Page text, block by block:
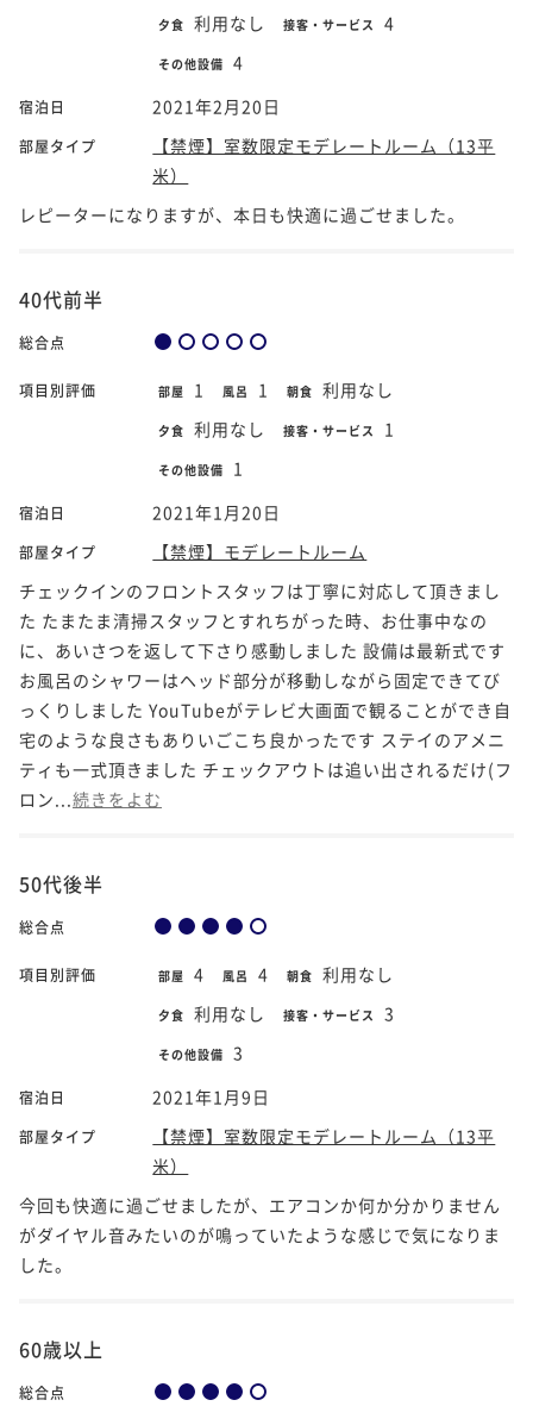
夕食 利用なし 接客・サービス 4
その他設備 4
宿泊日 2021年2月20日
部屋タイプ
【禁煙】室数限定モデレートルーム（13平
米）
レピーターになりますが、本日も快適に過ごせました。
40代前半
総合点
項目別評価 部屋 1 風呂 1 朝食 利用なし
夕食 利用なし 接客・サービス 1
その他設備 1
宿泊日 2021年1月20日
部屋タイプ
【禁煙】モデレートルーム
チェックインのフロントスタッフは丁寧に対応して頂きまし
た たまたま清掃スタッフとすれちがった時、お仕事中なの
に、あいさつを返して下さり感動しました 設備は最新式です
お風呂のシャワーはヘッド部分が移動しながら固定できてび
っくりしました YouTubeがテレビ大画面で観ることができ自
宅のような良さもありいごこち良かったです ステイのアメニ
ティも一式頂きました チェックアウトは追い出されるだけ(フ
ロン... 続きをよむ
50代後半
総合点
項目別評価 部屋 4 風呂 4 朝食 利用なし
夕食 利用なし 接客・サービス 3
その他設備 3
宿泊日 2021年1月9日
部屋タイプ
【禁煙】室数限定モデレートルーム（13平
米）
今回も快適に過ごせましたが、エアコンか何か分かりません
がダイヤル音みたいのが鳴っていたような感じで気になりま
した。
60歳以上
総合点